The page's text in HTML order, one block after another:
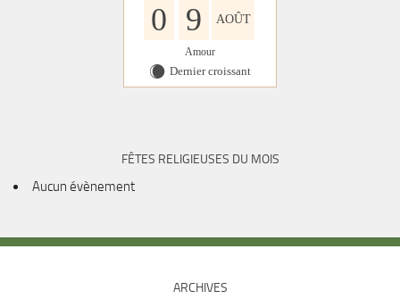
0 9 AOÛT
Amour
X Dernier croissant
FÊTES RELIGIEUSES DU MOIS
Aucun évènement
ARCHIVES